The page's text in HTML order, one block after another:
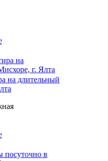
на длительный